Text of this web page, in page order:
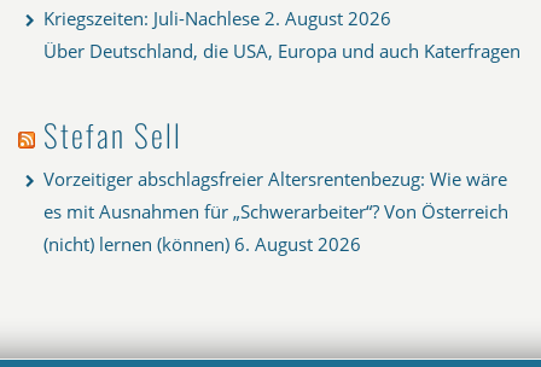
Kriegszeiten: Juli-Nachlese 2. August 2026
Über Deutschland, die USA, Europa und auch Katerfragen
Stefan Sell
Vorzeitiger abschlagsfreier Altersrentenbezug: Wie wäre
es mit Ausnahmen für „Schwerarbeiter“? Von Österreich
(nicht) lernen (können) 6. August 2026